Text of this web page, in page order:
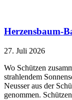
Herzensbaum-
27. Juli 2026
Wo Schützen
strahlendem
Neusser aus der
genommen.